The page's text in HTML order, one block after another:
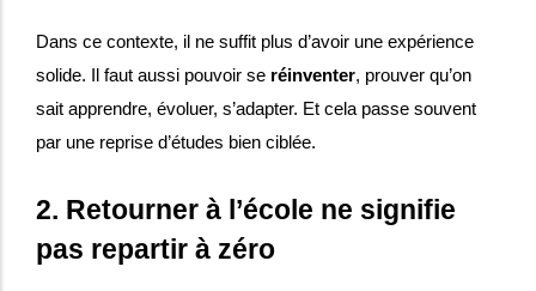
Dans ce contexte, il ne suffit plus d’avoir une expérience
solide. Il faut aussi pouvoir se réinventer, prouver qu’on
sait apprendre, évoluer, s’adapter. Et cela passe souvent
par une reprise d’études bien ciblée.
2. Retourner à l’école ne signifie
pas repartir à zéro